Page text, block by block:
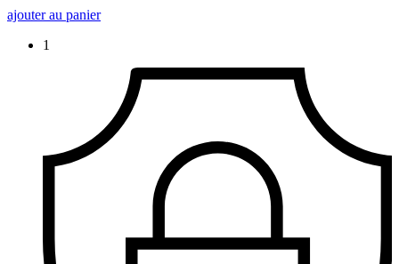
ajouter au panier
1